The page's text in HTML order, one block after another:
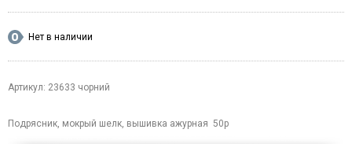
Нет в наличии
Артикул: 23633 чорний
Подрясник, мокрый шелк, вышивка ажурная 50р